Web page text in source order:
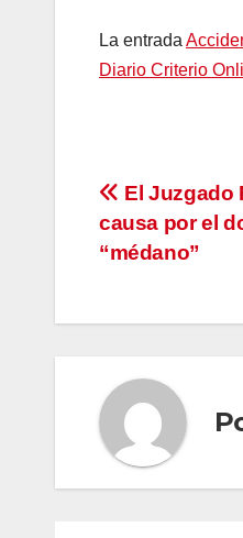
La entrada
Diario Criterio
de
El Juzgado
causa por el
“médano”